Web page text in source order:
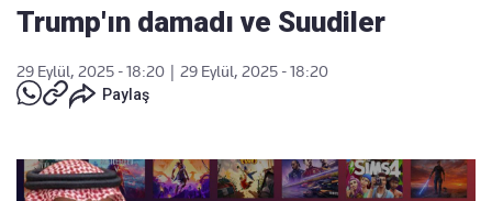
Trump'ın damadı ve Suudiler
29 Eylül, 2025 - 18:20
29 Eylül, 2025 - 18:20
Paylaş